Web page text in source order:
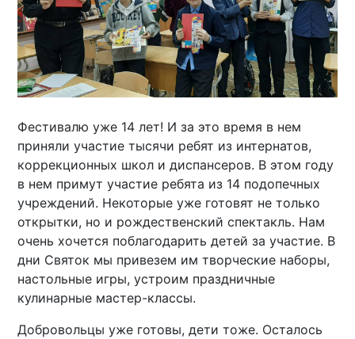
Фестивалю уже 14 лет! И за это время в нем
приняли участие тысячи ребят из интернатов,
коррекционных школ и диспансеров. В этом году
в нем примут участие ребята из 14 подопечных
учреждений. Некоторые уже готовят не только
открытки, но и рождественский спектакль. Нам
очень хочется поблагодарить детей за участие. В
дни Святок мы привезем им творческие наборы,
настольные игры, устроим праздничные
кулинарные мастер-классы.
Добровольцы уже готовы, дети тоже. Осталось